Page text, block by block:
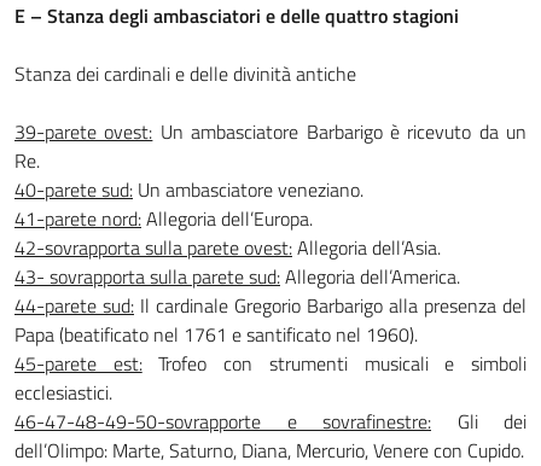
E – Stanza degli ambasciatori e delle quattro stagioni
Stanza dei cardinali e delle divinità antiche
39-parete ovest: Un ambasciatore Barbarigo è ricevuto da un
Re.
40-parete sud: Un ambasciatore veneziano.
41-parete nord:Allegoria dell’Europa.
42-sovrapporta sulla parete ovest:Allegoria dell’Asia.
43- sovrapporta sulla parete sud:Allegoria dell’America.
44-parete sud: Il cardinale Gregorio Barbarigo alla presenza del
Papa (beatificato nel 1761 e santificato nel 1960).
45-parete est:Trofeo con strumenti musicali e simboli
ecclesiastici.
46-47-48-49-50-sovrapporte e sovrafinestre: Gli dei
dell’Olimpo: Marte, Saturno, Diana, Mercurio, Venere con Cupido.